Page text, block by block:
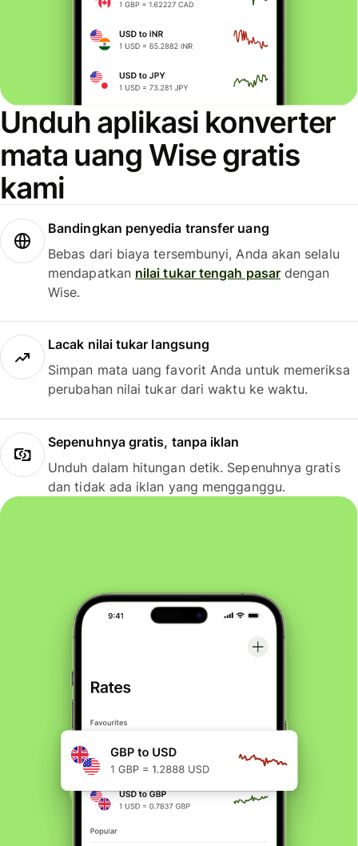
Unduh aplikasi konverter
mata uang Wise gratis
kami
Bandingkan penyedia transfer uang
Bebas dari biaya tersembunyi, Anda akan selalu
mendapatkan nilai tukar tengah pasardengan
Wise.
Lacak nilai tukar langsung
Simpan mata uang favorit Anda untuk memeriksa
perubahan nilai tukar dari waktu ke waktu.
Sepenuhnya gratis, tanpa iklan
Unduh dalam hitungan detik. Sepenuhnya gratis
dan tidak ada iklan yang mengganggu.